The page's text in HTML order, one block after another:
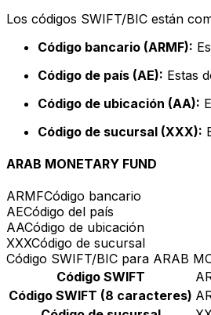
Los códigos SWIFT/BIC están
Código bancario (ARMF):
Código de país (AE): Estas
Código de ubicación (AA):
Código de sucursal (XXX):
ARAB MONETARY FUND
ARMFCódigo bancario
AECódigo del país
AACódigo de ubicación
XXXCódigo de sucursal
Código SWIFT/BIC para ARAB
Código SWIFT
Código SWIFT (8 caracteres)